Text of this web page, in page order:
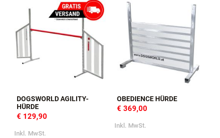
DOGSWORLD AGILITY-
HÜRDE
€ 129,90
Inkl. MwSt.
OBEDIENCE HÜRDE
€ 369,00
Inkl. MwSt.